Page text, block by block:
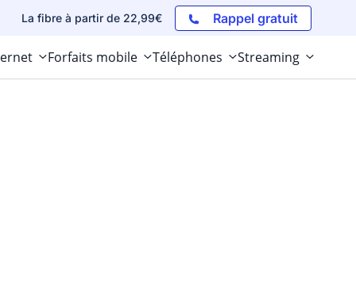
La fibre à partir de 22,99€ Rappel gratuit
Forfaits mobile Téléphones Streaming